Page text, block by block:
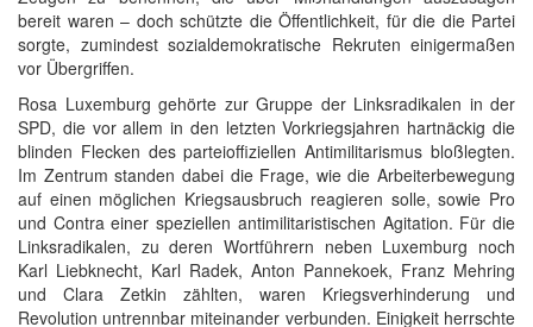
bereit waren – doch schützte die Öffentlichkeit, für die die Partei
sorgte, zumindest sozialdemokratische Rekruten einigermaßen
vor Übergriffen.
Rosa Luxemburg gehörte zur Gruppe der Linksradikalen in der
SPD, die vor allem in den letzten Vorkriegsjahren hartnäckig die
blinden Flecken des parteioffiziellen Antimilitarismus bloßlegten.
Im Zentrum standen dabei die Frage, wie die Arbeiterbewegung
auf einen möglichen Kriegsausbruch reagieren solle, sowie Pro
und Contra einer speziellen antimilitaristischen Agitation. Für die
Linksradikalen, zu deren Wortführern neben Luxemburg noch
Karl Liebknecht, Karl Radek, Anton Pannekoek, Franz Mehring
und Clara Zetkin zählten, waren Kriegsverhinderung und
Revolution untrennbar miteinander verbunden. Einigkeit herrschte